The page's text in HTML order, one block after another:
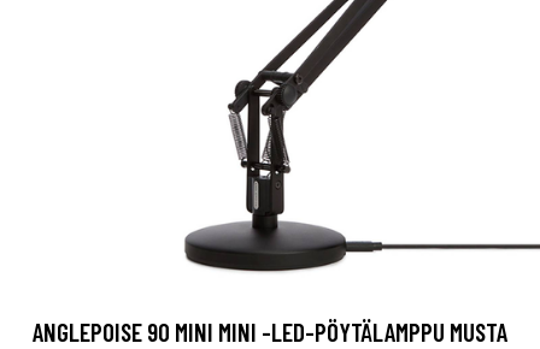
ANGLEPOISE 90 MINI MINI -LED-PÖYTÄLAMPPU MUSTA